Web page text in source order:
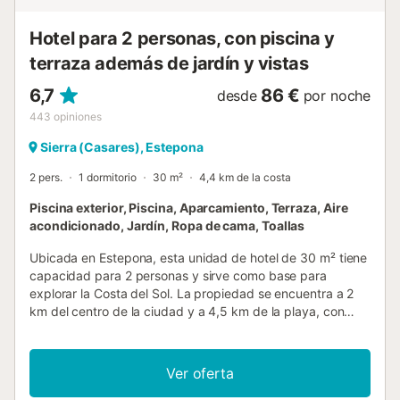
Hotel para 2 personas, con piscina y
terraza además de jardín y vistas
6,7
443 opiniones
desde 86 € por noche
Sierra (Casares), Estepona
2 pers. 1 dormitorio 30 m² 4,4 km de la costa
Piscina exterior, Piscina, Aparcamiento, Terraza, Aire
acondicionado, Jardín, Ropa de cama, Toallas
Ubicada en Estepona, esta unidad de hotel de 30 m² tiene
capacidad para 2 personas y sirve como base para
explorar la Costa del Sol. La propiedad se encuentra a 2
km del centro de la ciudad y a 4,5 km de la playa, con
El Parque de San Isidro a poca distancia a pie. El
alojamiento cuenta con un dormitorio con cama doble,
baño privado y una zona de estar con sofá y mesa de
Ver oferta